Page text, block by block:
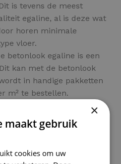
is tevens de meest
egaline, al is deze wat
horen minimale
vloer.
betonlook egaline is een
kan met de betonlook
in handige pakketten
m² te bestellen.
en coating ×
maakt gebruik
cookies om uw